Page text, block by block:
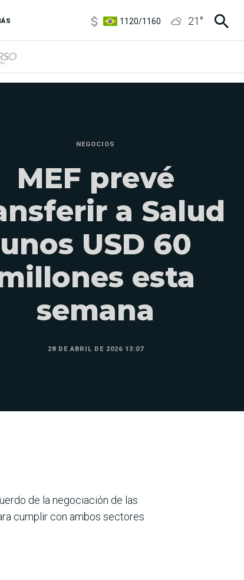
3,6/3,9
21 °
NEGOCIOS
MEF prevé
a Salud
unos USD 60
esta
semana
28 DE ABRIL DE 2026 13:07
de la negociación de las
cumplir con ambos sectores